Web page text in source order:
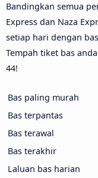
Bandingkan semua
Express dan Naza
setiap hari dengan
Tempah tiket bas
44!
Bas paling murah
Bas terpantas
Bas terawal
Bas terakhir
Laluan bas harian